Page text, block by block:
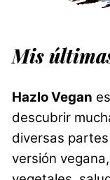
Mis
Hazlo Vegan
descubrir
diversas
versión